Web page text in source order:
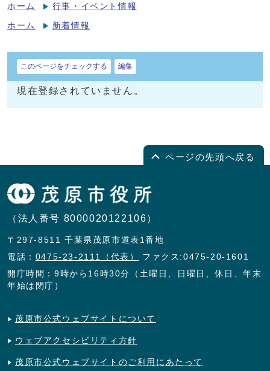
ホーム 行事・イベント情報
ホーム 新着情報
このページをチェックする 編集
現在登録されていません。
ページの先頭へ戻る
（法人番号 8000020122106）
〒297-8511 千葉県茂原市道表1番地
電話： 0475-23-2111（代表）
ファクス:0475-20-1601
開庁時間：9時から16時30分（土曜日、日曜日、休日、年末
年始は閉庁）
茂原市公式ウェブサイトについて
ウェブアクセシビリティ方針
茂原市公式ウェブサイトのご利用にあたって